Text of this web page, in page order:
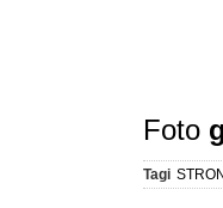
Foto
Tagi